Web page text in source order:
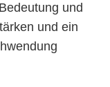
und
und ein